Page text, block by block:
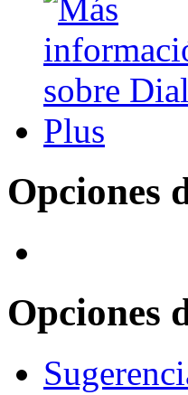
Opciones
Opciones